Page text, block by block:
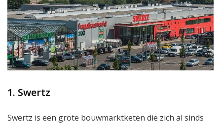
1. Swertz
Swertz is een grote bouwmarktketen die zich al sinds